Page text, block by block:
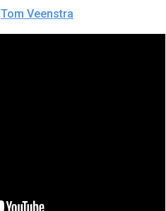
Tom Veenstra